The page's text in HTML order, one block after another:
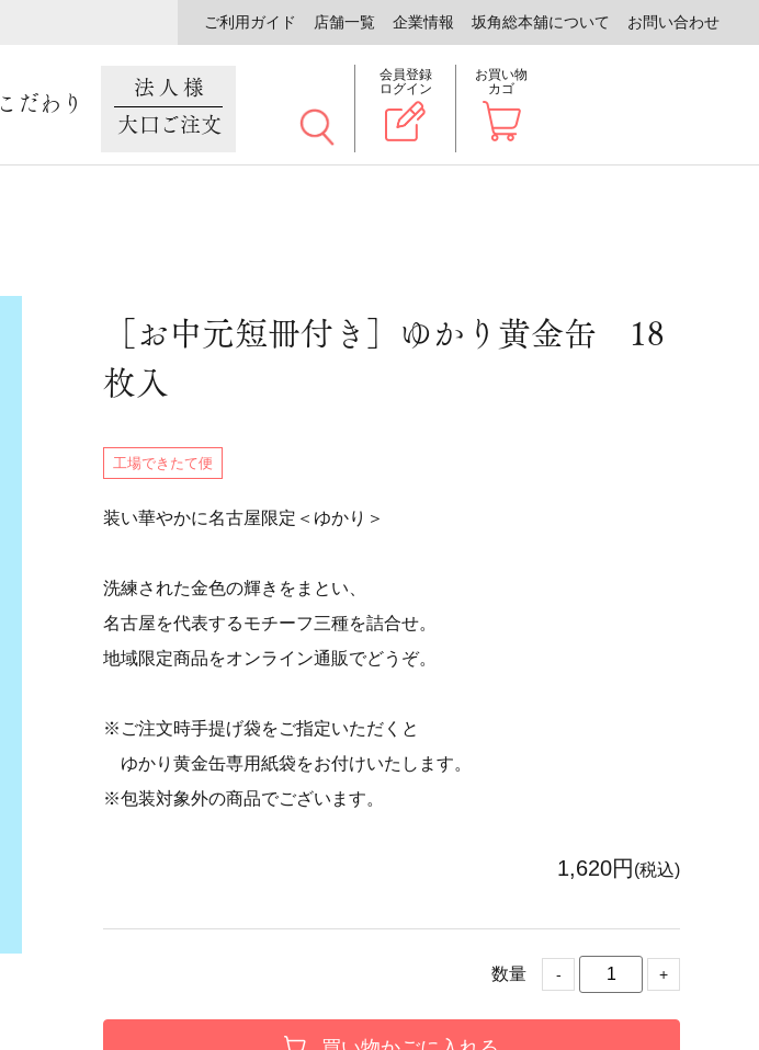
ご利用ガイド 店舗一覧 企業情報 坂角総本舖について お問い合わせ
こだわり
法人様
大口ご注文
会員登録
ログイン
お買い物
カゴ
［お中元短冊付き］ゆかり黄金缶 18
枚入
工場できたて便
装い華やかに名古屋限定＜ゆかり＞
洗練された金色の輝きをまとい、
名古屋を代表するモチーフ三種を詰合せ。
地域限定商品をオンライン通販でどうぞ。
※ご注文時手提げ袋をご指定いただくと
ゆかり黄金缶専用紙袋をお付けいたします。
※包装対象外の商品でございます。
1,620円 (税込)
数量 - +